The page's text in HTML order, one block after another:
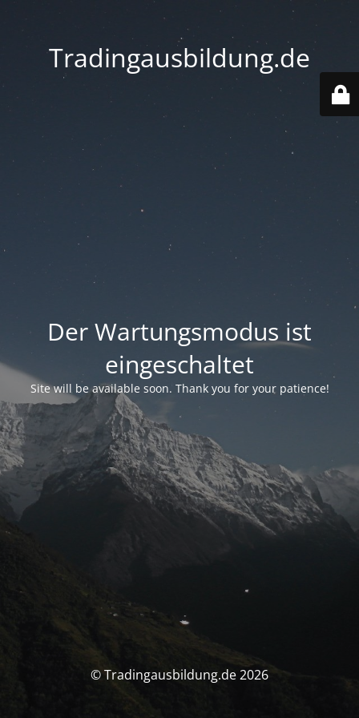
Tradingausbildung.de
Der Wartungsmodus ist
eingeschaltet
Site will be available soon. Thank you for your patience!
© Tradingausbildung.de 2026